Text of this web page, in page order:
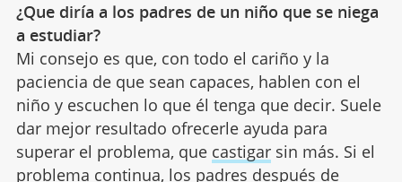
¿Que diría a los padres de un niño que se niega
a estudiar?
Mi consejo es que, con todo el cariño y la
paciencia de que sean capaces, hablen con el
niño y escuchen lo que él tenga que decir. Suele
dar mejor resultado ofrecerle ayuda para
superar el problema, que castigarsin más. Si el
problema continua, los padres después de